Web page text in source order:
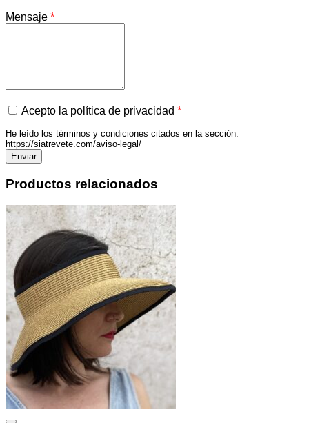
Mensaje *
Acepto la política de privacidad *
He leído los términos y condiciones citados en la sección:
https://siatrevete.com/aviso-legal/
Productos relacionados